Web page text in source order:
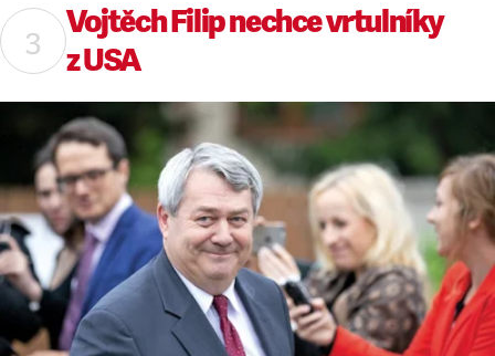
Vojtěch Filip nechce vrtulníky
z USA